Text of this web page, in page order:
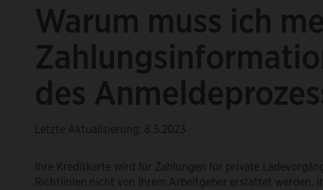
Warum muss ich
des
Letzte Aktualisierung: 8.5.2023
Ihre Kreditkarte wird für Zahlungen für private
Richtlinien nicht von Ihrem Arbeitgeber erstattet werden.